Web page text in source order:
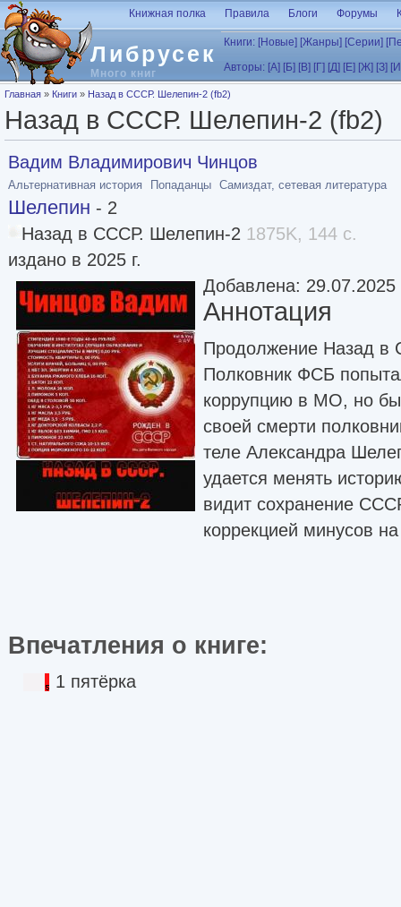
Перейти к основному содержанию
Либрусек
Много книг
Книжная полка Правила Блоги Форумы
Книги: [Новые] [Жанры] [Серии]
Авторы: [А] [Б] [В] [Г] [Д] [Е] [Ж] [З]
Вы здесь
Главная » Книги » Назад в СССР. Шелепин-2 (fb2)
Назад в СССР. Шелепин-2 (fb2)
Вадим Владимирович Чинцов
Альтернативная история Попаданцы Самиздат, сетевая литература
Шелепин - 2
Назад в СССР. Шелепин-2 1875K, 144 с.
издано в 2025 г.
Добавлена: 29.07.2025
Аннотация
Продолжение Назад в
Полковник ФСБ
коррупцию в МО, но
своей смерти
теле Александра
удается менять
видит сохранение
коррекцией минусов
Впечатления о книге:
1 пятёрка